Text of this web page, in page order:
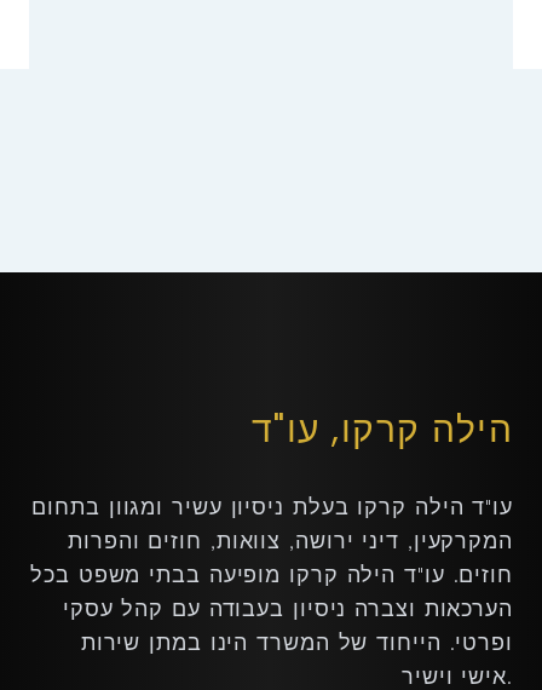
הילה קרקו, עו"ד
עו"ד הילה קרקו בעלת ניסיון עשיר ומגוון בתחום
המקרקעין, דיני ירושה, צוואות, חוזים והפרות
חוזים. עו"ד הילה קרקו מופיעה בבתי משפט בכל
הערכאות וצברה ניסיון בעבודה עם קהל עסקי
ופרטי. הייחוד של המשרד הינו במתן שירות
אישי וישיר.